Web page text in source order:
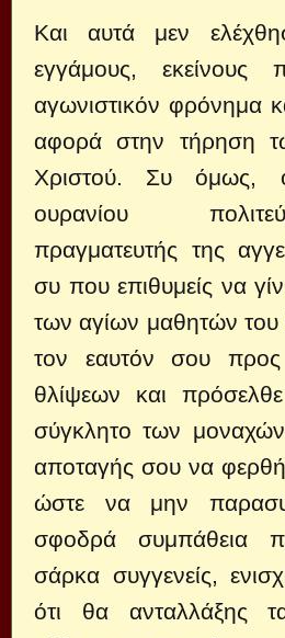
Και αυτά μεν
εγγάμους,
αγωνιστικόν φρόνημα
αφορά στην τήρηση
Χριστού. Συ όμως,
ουρανίου
πραγματευτής της
συ που επιθυμείς να
των αγίων μαθητών
τον εαυτόν σου
θλίψεων και
σύγκλητο των
αποταγής σου να
ώστε να μην
σφοδρά συμπάθεια
σάρκα συγγενείς,
ότι θα ανταλλάξης